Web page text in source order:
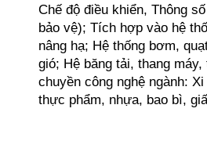
Chế độ điều khiển, Thông
bảo vệ); Tích hợp vào hệ
nâng hạ; Hệ thống bơm,
gió; Hệ băng tải, thang
chuyền công nghệ ngành:
thực phẩm, nhựa, bao bì,